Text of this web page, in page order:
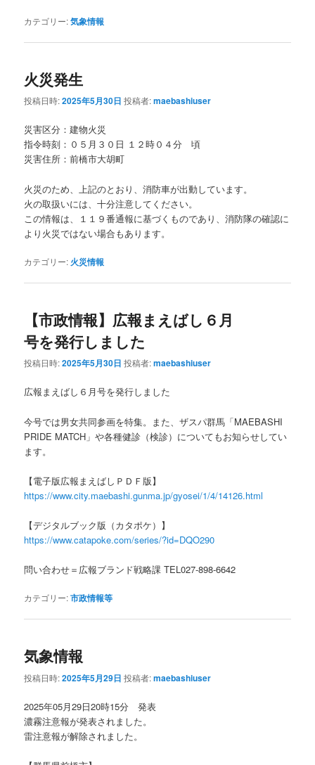
カテゴリー:気象情報
火災発生
投稿日時:2025年5月30日 投稿者:maebashiuser
災害区分：建物火災
指令時刻：０５月３０日 １２時０４分 頃
災害住所：前橋市大胡町
火災のため、上記のとおり、消防車が出動しています。
火の取扱いには、十分注意してください。
この情報は、１１９番通報に基づくものであり、消防隊の確認に
より火災ではない場合もあります。
カテゴリー: 火災情報
【市政情報】広報まえばし６月
号を発行しました
投稿日時:2025年5月30日 投稿者:maebashiuser
広報まえばし６月号を発行しました
今号では男女共同参画を特集。また、ザスパ群馬「MAEBASHI
PRIDE MATCH」や各種健診（検診）についてもお知らせしてい
ます。
【電子版広報まえばしＰＤＦ版】
https://www.city.maebashi.gunma.jp/gyosei/1/4/14126.html
【デジタルブック版（カタポケ）】
https://www.catapoke.com/series/?id=DQO290
問い合わせ＝広報ブランド戦略課 TEL027-898-6642
カテゴリー:市政情報等
気象情報
投稿日時:2025年5月29日 投稿者:maebashiuser
2025年05月29日20時15分 発表
濃霧注意報が発表されました。
雷注意報が解除されました。